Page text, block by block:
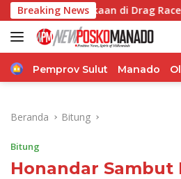
Langsung
ke
konten
Breaking News
di Drag Race Kotamobagu
Home
Pemprov Sulut Manado
Beranda Bitung
Bitung
Honandar Sambut